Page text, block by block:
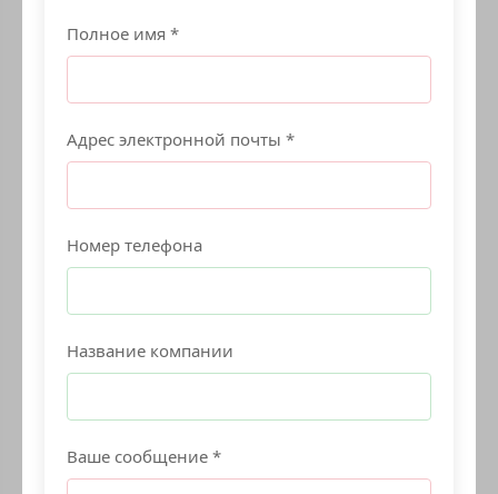
Полное имя *
Адрес электронной почты *
Номер телефона
Название компании
Ваше сообщение *